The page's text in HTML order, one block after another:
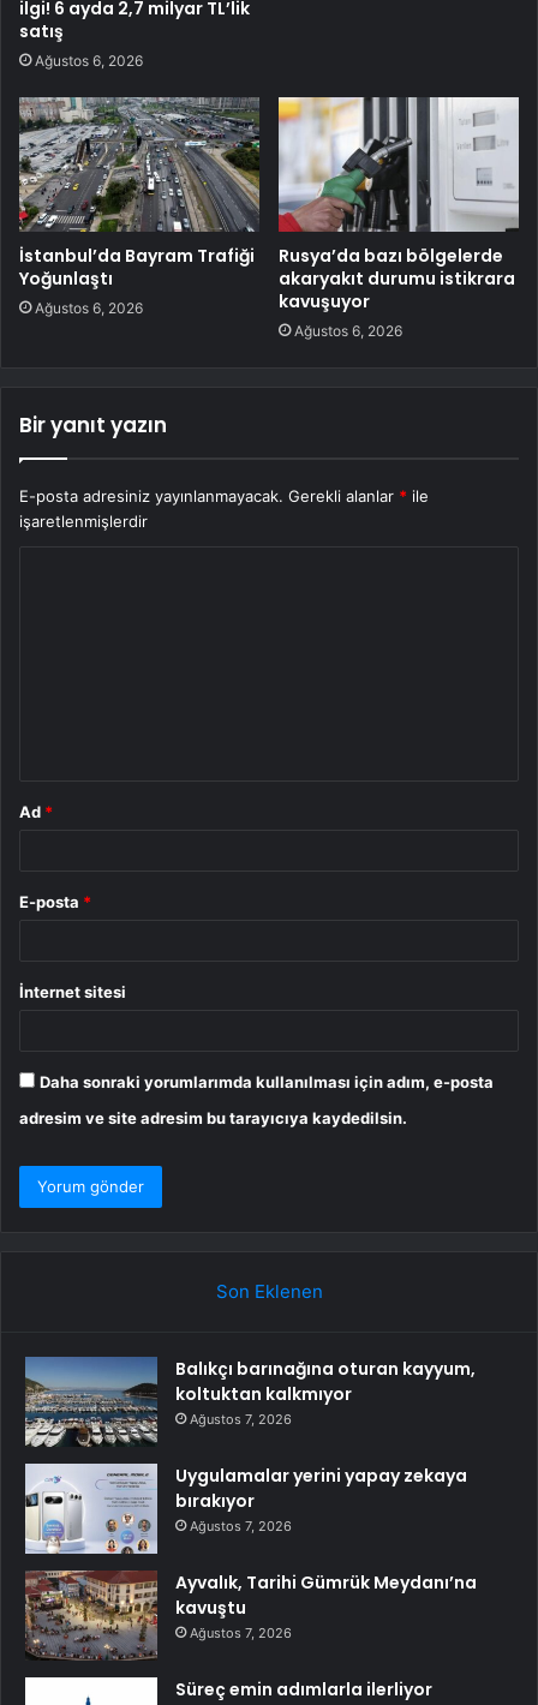
ilgi! 6 ayda 2,7 milyar TL’lik
satış
Ağustos 6, 2026
İstanbul’da Bayram Trafiği
Yoğunlaştı
Ağustos 6, 2026
Rusya’da bazı bölgelerde
akaryakıt durumu istikrara
kavuşuyor
Ağustos 6, 2026
Bir yanıt yazın
E-posta adresiniz yayınlanmayacak. Gerekli alanlar * ile
işaretlenmişlerdir
Ad *
E-posta *
İnternet sitesi
Daha sonraki yorumlarımda kullanılması için adım, e-posta
adresim ve site adresim bu tarayıcıya kaydedilsin.
Son Eklenen
Balıkçı barınağına oturan kayyum,
koltuktan kalkmıyor
Ağustos 7, 2026
Uygulamalar yerini yapay zekaya
bırakıyor
Ağustos 7, 2026
Ayvalık, Tarihi Gümrük Meydanı’na
kavuştu
Ağustos 7, 2026
Süreç emin adımlarla ilerliyor